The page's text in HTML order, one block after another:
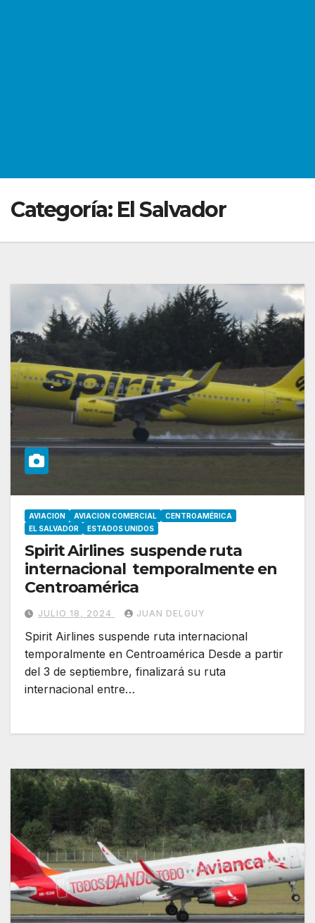
Categoría: El Salvador
AVIACION AVIACION COMERCIAL
CENTROAMÉRICA
EL SALVADOR
ESTADOS UNIDOS
Spirit Airlines suspende ruta
internacional temporalmente en
Centroamérica
JULIO 18, 2024 JUAN DELGUY
Spirit Airlines suspende ruta internacional
temporalmente en Centroamérica Desde a partir
del 3 de septiembre, finalizará su ruta
internacional entre…